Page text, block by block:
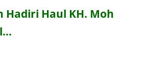
Hadiri Haul KH. Moh